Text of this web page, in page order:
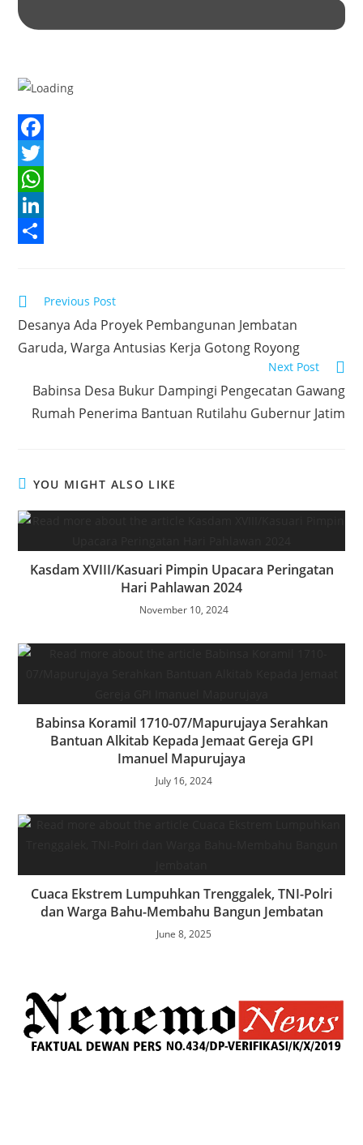
F
a
c
e
o
k
T
w
e
r
W
h
s
A
L
k
e
a
r
Read
articles
Previous Post
Desanya Ada Proyek Pembangunan Jembatan
Garuda, Warga Antusias Kerja Gotong Royong
Next Post
Babinsa Desa Bukur Dampingi Pengecatan Gawang
Rumah Penerima Bantuan Rutilahu Gubernur Jatim
YOU MIGHT ALSO LIKE
Kasdam XVIII/Kasuari Pimpin Upacara Peringatan
Hari Pahlawan 2024
November 10, 2024
Babinsa Koramil 1710-07/Mapurujaya Serahkan
Bantuan Alkitab Kepada Jemaat Gereja GPI
Imanuel Mapurujaya
July 16, 2024
Cuaca Ekstrem Lumpuhkan Trenggalek, TNI-Polri
dan Warga Bahu-Membahu Bangun Jembatan
June 8, 2025